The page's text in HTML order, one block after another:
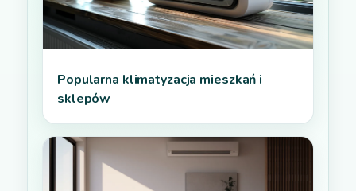
Popularna klimatyzacja mieszkań i
sklepów